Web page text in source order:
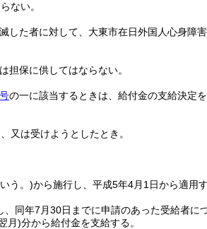
ない。
した者に対して、大東市在日外国人心身障
担保に供してはならない。
の一に該当するときは、給付金の支給決定
又は受けようとしたとき。
う。)から施行し、平成5年4月1日から適用す
同年7月30日までに申請のあった受給者に
月)分から給付金を支給する。